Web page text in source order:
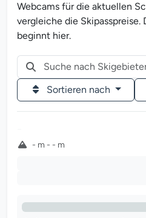
Webcams für die aktuellen
vergleiche die Skipasspreise.
beginnt hier.
Sortieren nach
- m - - m